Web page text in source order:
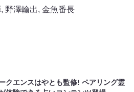
, 野澤輸出, 金魚番長
クエンスはやとも監修! ペアリング霊